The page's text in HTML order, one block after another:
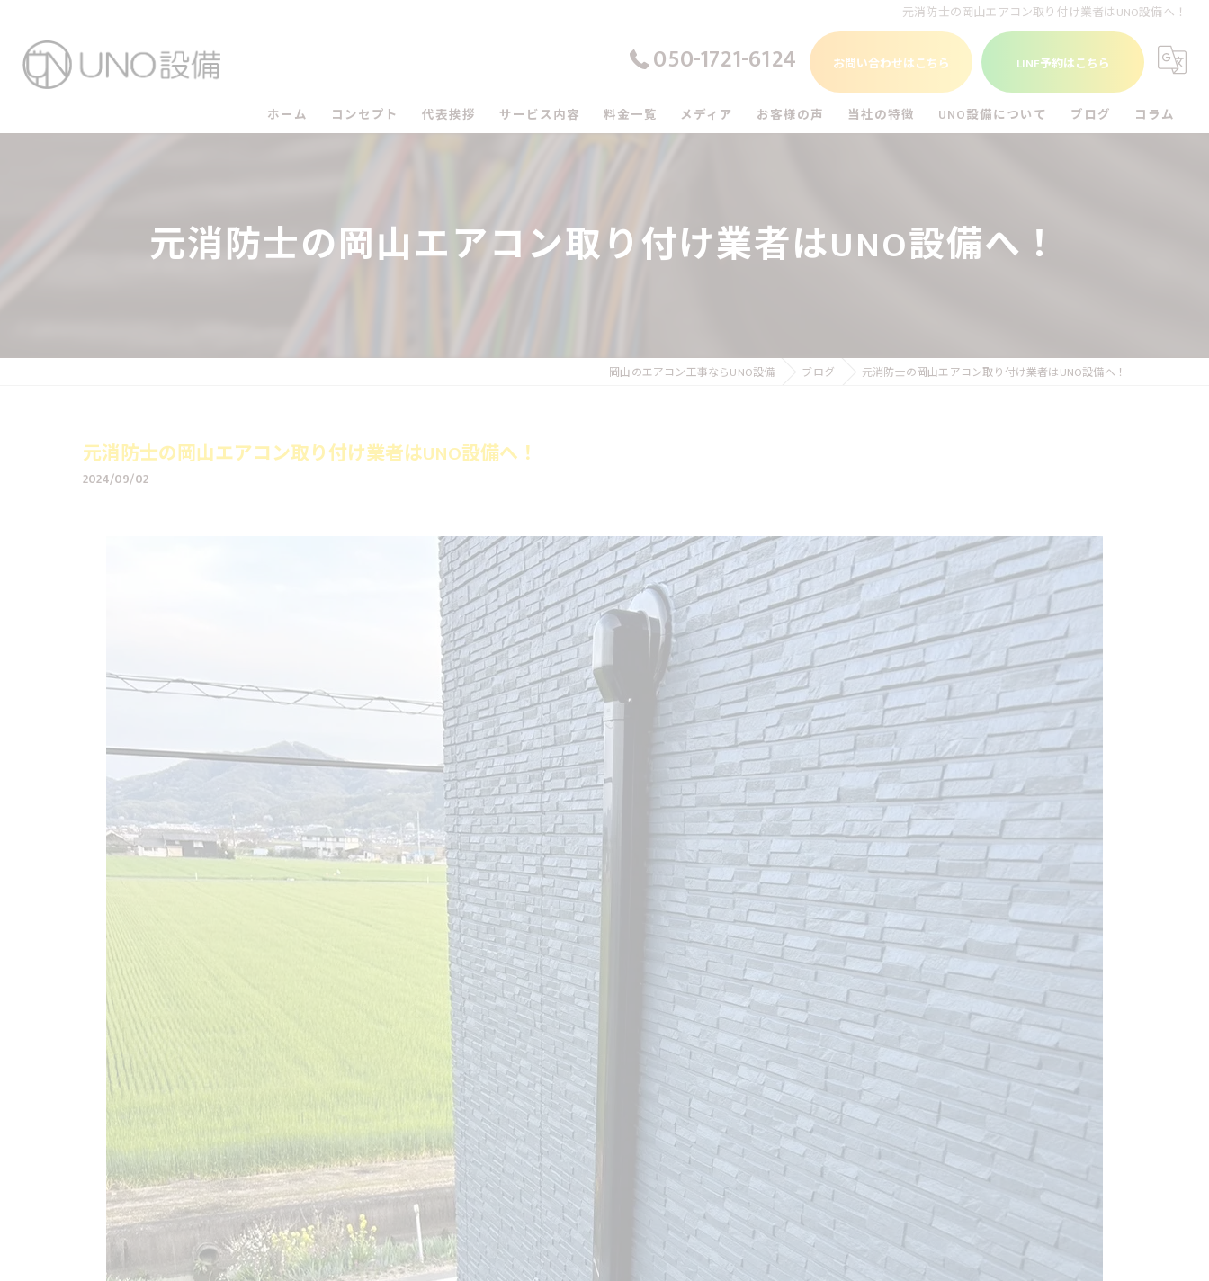
元消防士の岡山エアコン取り付け業者はUNO設備へ！
050-1721-6124 お問い合わせはこちら LINE予約はこちら
ホーム コンセプト
UNO設備のお客様の声
代表挨拶 サービス内容 料金一覧 メディア お客様の声 当社の特徴
倉敷市のエアコン工事
UNO設備について ブログ コラム
元消防士の岡山エアコン取り付け業者はUNO設備へ！
岡山のエアコン工事ならUNO設備 ブログ 元消防士の岡山エアコン取り付け業者はUNO設備へ！
元消防士の岡山エアコン取り付け業者はUNO設備へ！
2024/09/02